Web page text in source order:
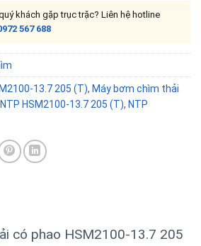
khách gặp trục trặc? Liên hệ hotline
567 688
13.7 205 (T), Máy bơm chìm thải
HSM2100-13.7 205 (T), NTP
có phao HSM2100-13.7 205